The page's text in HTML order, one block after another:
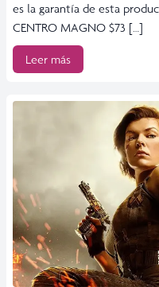
es la garantía de esta
CENTRO MAGNO $73 […]
Leer más